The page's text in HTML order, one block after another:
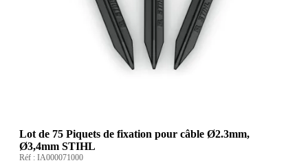
Lot de 75 Piquets de fixation pour câble Ø2.3mm,
Ø3,4mm STIHL
Réf : IA000071000